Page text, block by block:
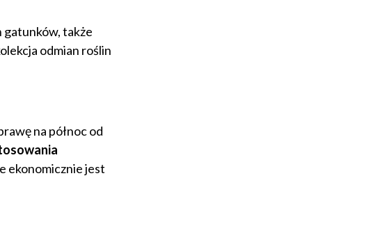
gatunków, także
odmian roślin
na północ od
ekonomicznie jest